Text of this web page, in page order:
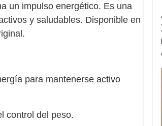
un impulso energético. Es una
y saludables. Disponible en
para mantenerse activo
control del peso.